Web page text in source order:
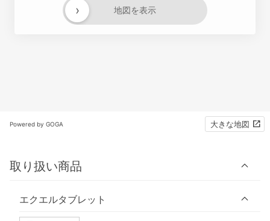
地図を表示
›
Powered by GOGA 大きな地図
取り扱い商品
エクエルタブレット